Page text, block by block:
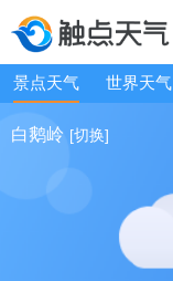
景点天气 世界天气
白鹅岭 [切换]